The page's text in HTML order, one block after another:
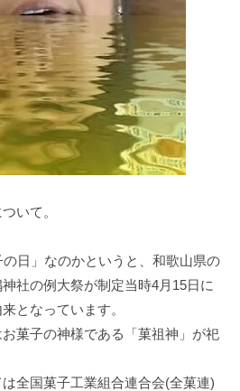
いて。
日」なのかというと、和歌山県の
社の例大祭が制定当時4月15日に
となっています。
菓子の神様である「菓祖神」が祀
は全国菓子工業組合連合会(全菓連)